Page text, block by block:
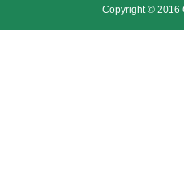
Copyright © 2016